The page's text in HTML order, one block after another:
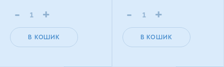
- +
В КОШИК
- +
В КОШИК